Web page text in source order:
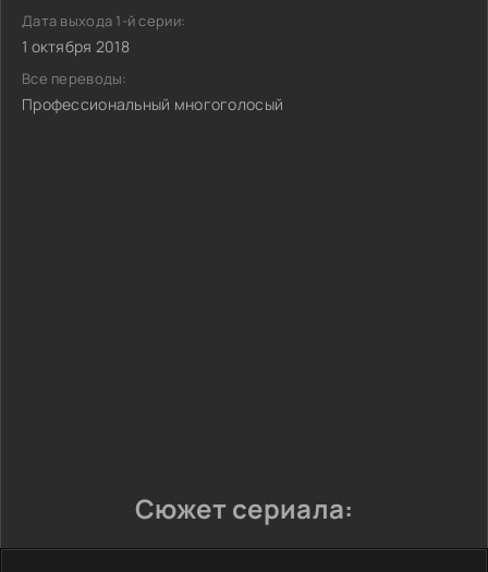
Дата выхода 1-й серии:
1 октября 2018
Все переводы:
Профессиональный многоголосый
Сюжет сериала: